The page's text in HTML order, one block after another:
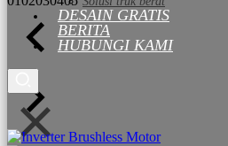
DESAIN GRATIS
BERITA
HUBUNGI KAMI